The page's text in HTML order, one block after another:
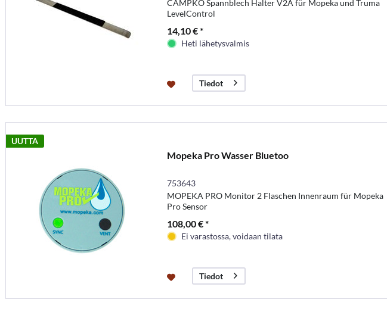
CAMPKO Spannblech Halter V2A für Mopeka und Truma
LevelControl
14,10 € *
Heti lähetysvalmis
Tiedot
UUTTA
Mopeka Pro Wasser Bluetoo
753643
MOPEKA PRO Monitor 2 Flaschen Innenraum für Mopeka
Pro Sensor
108,00 € *
Ei varastossa, voidaan tilata
Tiedot